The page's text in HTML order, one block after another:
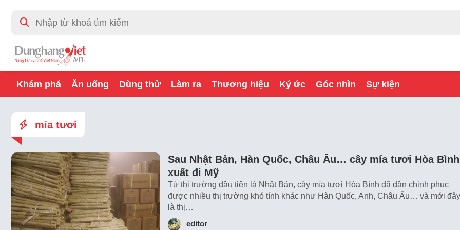
Khám phá Ăn uống Dùng thử Làm ra Thương hiệu Ký ức Góc nhìn Sự kiện
mía tươi
Sau Nhật Bản, Hàn Quốc, Châu Âu… cây mía tươi Hòa Bình
xuất đi Mỹ
Từ thị trường đầu tiên là Nhật Bản, cây mía tươi Hòa Bình đã dần chinh phục
được nhiều thị trường khó tính khác như Hàn Quốc, Anh, Châu Âu… và mới đây
là thị…
editor